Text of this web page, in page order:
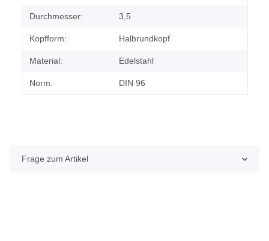
Durchmesser: 3,5
Kopfform: Halbrundkopf
Material: Edelstahl
Norm: DIN 96
Frage zum Artikel